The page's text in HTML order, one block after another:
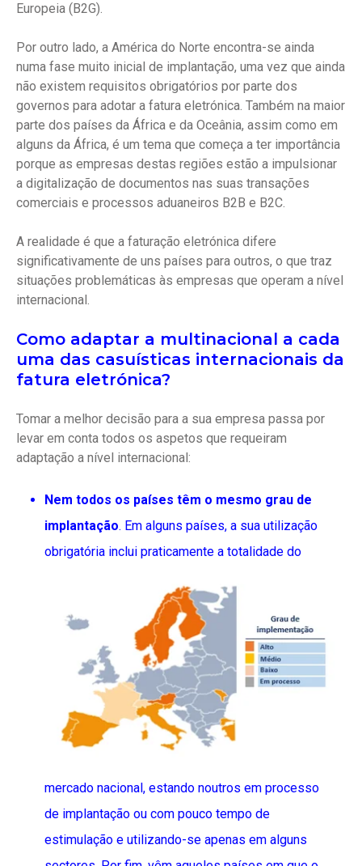
Europeia (B2G).
Por outro lado, a América do Norte encontra-se ainda
numa fase muito inicial de implantação, uma vez que ainda
não existem requisitos obrigatórios por parte dos
governos para adotar a fatura eletrónica. Também na maior
parte dos países da África e da Oceânia, assim como em
alguns da África, é um tema que começa a ter importância
porque as empresas destas regiões estão a impulsionar
a digitalização de documentos nas suas transações
comerciais e processos aduaneiros B2B e B2C.
A realidade é que a faturação eletrónica difere
significativamente de uns países para outros, o que traz
situações problemáticas às empresas que operam a nível
internacional.
Como adaptar a multinacional a cada
uma das casuísticas internacionais da
fatura eletrónica?
Tomar a melhor decisão para a sua empresa passa por
levar em conta todos os aspetos que requeiram
adaptação a nível internacional:
Nem todos os países têm o mesmo grau de
implantação. Em alguns países, a sua utilização
obrigatória incluipraticamente a totalidade do
mercado nacional, estando noutros em processo
de implantação ou com pouco tempo de
estimulação e utilizando-se apenas em alguns